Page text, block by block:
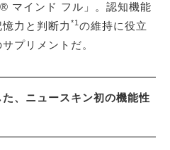
マインド フル」。認知機能
力と判断力 *1の維持に役立
プリメントだ。
、ニュースキン初の機能性